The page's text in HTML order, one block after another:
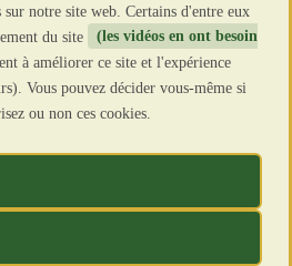
notre site web. Certains d'entre eux
du site
(les vidéos en ont besoin
à améliorer ce site et l'expérience
Vous pouvez décider vous-même si
ou non ces cookies.